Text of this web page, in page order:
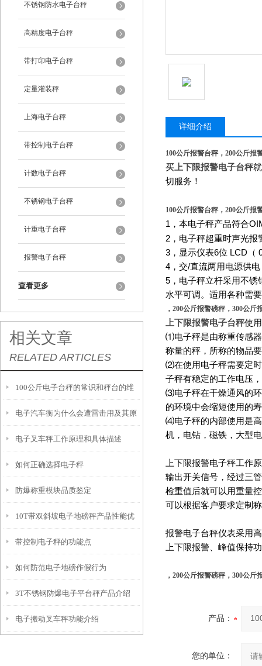
不锈钢防水电子台秤
高精度电子台秤
带打印电子台秤
定量灌装秤
上海电子台秤
带控制电子台秤
计数电子台秤
不锈钢电子台秤
计重电子台秤
报警电子台秤
查看更多
相关文章
RELATED ARTICLES
100公斤电子台秤的常识和秤台的维
护
电子汽车衡为什么会遭雷击用及其原
理？
电子叉车秤工作原理和具体描述
如何正确选择电子秤
防爆称重模块品质鉴定
10T带双斜坡电子地磅秤产品性能优
点
带控制电子秤的功能点
如何防范电子地磅作假行为
3T不锈钢防爆电子平台秤产品介绍
电子搬动叉车秤功能介绍
详细介绍
100公斤报警台秤，200公斤报
买 上下限报警电子台秤
切服务！
100公斤报警台秤，200公斤报
1 ，本电子秤产品符合
2 ，电子秤超重时声光
3 ，显示仪表6位 LCD （
4 ，交/直流两用电源供
5 ，电子秤立杆采用不
水平可调。适用各种需
，200公斤报警磅秤，300公斤
上下限报警电子台秤使
⑴电子秤是由称重传感
称量的秤，所称的物品
⑵在使用电子秤需要定
子秤有稳定的工作电压
⑶电子秤在干燥通风的
的环境中会缩短使用的
⑷电子秤的内部使用是
机，电钻，磁铁，大型
上下限报警电子秤工作
输出开关信号，经过三
检重值后就可以用重量
可以根据客户要求定制
报警电子台秤仪表采用
上下限报警、峰值保持
，200公斤报警磅秤，300公斤
产品：
您的单位：